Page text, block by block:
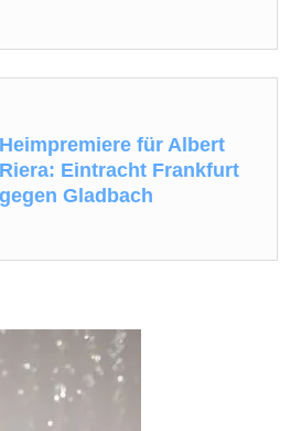
Heimpremiere für Albert
Riera: Eintracht Frankfurt
gegen Gladbach